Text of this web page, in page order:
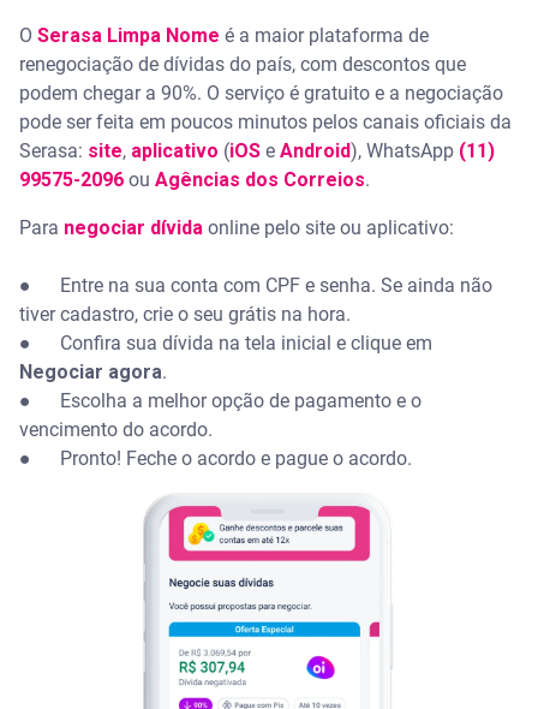
O Serasa Limpa Nome é a maior plataforma de
renegociação de dívidas do país, com descontos que
podem chegar a 90%. O serviço é gratuito e a negociação
pode ser feita em poucos minutos pelos canais oficiais da
Serasa: site, aplicativo (iOS e Android), WhatsApp (11)
99575-2096 ou Agências dos Correios.
Para negociar dívida online pelo site ou aplicativo:
● Entre na sua conta com CPF e senha. Se ainda não
tiver cadastro, crie o seu grátis na hora.
● Confira sua dívida na tela inicial e clique em
Negociar agora.
● Escolha a melhor opção de pagamento e o
vencimento do acordo.
● Pronto! Feche o acordo e pague o acordo.